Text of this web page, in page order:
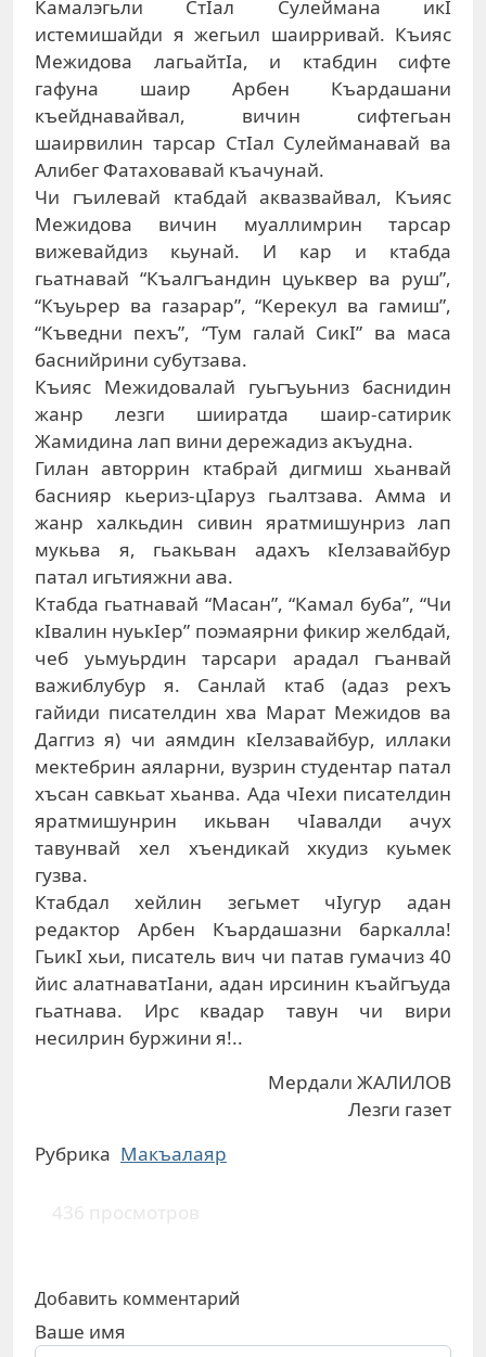
Камалэгьли СтIал Сулеймана икI
истемишайди я жегьил шаирривай. Къияс
Межидова лагьайтIа, и ктабдин сифте
гафуна шаир Арбен Къардашани
къейднавайвал, вичин сифтегьан
шаирвилин тарсар СтIал Сулейманавай ва
Алибег Фатаховавай къачунай.
Чи гъилевай ктабдай аквазвайвал, Къияс
Межидова вичин муаллимрин тарсар
вижевайдиз кьунай. И кар и ктабда
гьатнавай “Къалгъандин цуьквер ва руш”,
“Къуьрер ва газарар”, “Керекул ва гамиш”,
“Къведни пехъ”, “Тум галай СикI” ва маса
баснийрини субутзава.
Къияс Межидовалай гуьгъуьниз баснидин
жанр лезги шииратда шаир-сатирик
Жамидина лап вини дережадиз акъудна.
Гилан авторрин ктабрай дигмиш хьанвай
баснияр кьериз-цIаруз гьалтзава. Амма и
жанр халкьдин сивин яратмишунриз лап
мукьва я, гьакьван адахъ кIелзавайбур
патал игьтияжни ава.
Ктабда гьатнавай “Масан”, “Камал буба”, “Чи
кIвалин нуькIер” поэмаярни фикир желбдай,
чеб уьмуьрдин тарсари арадал гъанвай
важиблубур я. Санлай ктаб (адаз рехъ
гайиди писателдин хва Марат Межидов ва
Даггиз я) чи аямдин кIелзавайбур, иллаки
мектебрин аяларни, вузрин студентар патал
хъсан савкьат хьанва. Ада чIехи писателдин
яратмишунрин икьван чIавалди ачух
тавунвай хел хъендикай хкудиз куьмек
гузва.
Ктабдал хейлин зегьмет чIугур адан
редактор Арбен Къардашазни баркалла!
ГьикI хьи, писатель вич чи патав гумачиз 40
йис алатнаватIани, адан ирсинин къайгъуда
гьатнава. Ирс квадар тавун чи вири
несилрин буржини я!..
Мердали ЖАЛИЛОВ
Лезги газет
Рубрика Макъалаяр
436 просмотров
Добавить комментарий
Ваше имя